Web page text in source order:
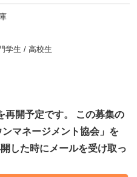
学生 / 高校生
再開予定です。 この募集の
マネージメント協会」を
した時にメールを受け取っ